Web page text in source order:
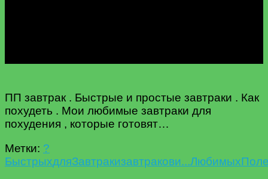
ПП завтрак . Быстрые и простые завтраки . Как
похудеть . Мои любимые завтраки для
похудения , которые готовят…
Метки: ?
БыстрыхдляЗавтракизавтракови...Любимых